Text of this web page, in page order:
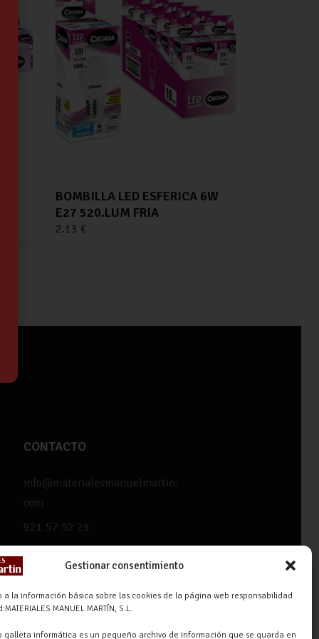
Gestionar consentimiento
a la información básica sobre las cookies de la página web responsabilidad
MANUEL MARTÍN, S.L.
galleta informática es un pequeño archivo de información que se guarda en
BOMBILLA LED ESFERICA 6W
E27 520.LUM FRIA
2.13 €
CONTACTO
info@materialesmanuelmartin.
com
921 57 52 29
Turégano-Navas de Oro, 47,
40280 Navalmanzano, Segovia,
ESPAÑA